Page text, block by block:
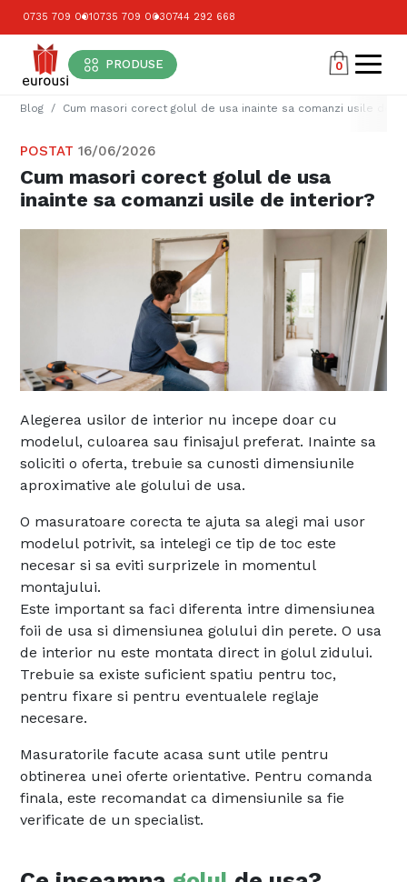
0735 709 0010735 709 0030744 292 668
PRODUSE 0
Blog Cum masori corect golul de usa inainte sa comanzi usile de
POSTAT 16/06/2026
Cum masori corect golul de usa
inainte sa comanzi usile de interior?
Alegerea usilor de interior nu incepe doar cu
modelul, culoarea sau finisajul preferat. Inainte sa
soliciti o oferta, trebuie sa cunosti dimensiunile
aproximative ale golului de usa.
O masuratoare corecta te ajuta sa alegi mai usor
modelul potrivit, sa intelegi ce tip de toc este
necesar si sa eviti surprizele in momentul
montajului.
Este important sa faci diferenta intre dimensiunea
foii de usa si dimensiunea golului din perete. O usa
de interior nu este montata direct in golul zidului.
Trebuie sa existe suficient spatiu pentru toc,
pentru fixare si pentru eventualele reglaje
necesare.
Masuratorile facute acasa sunt utile pentru
obtinerea unei oferte orientative. Pentru comanda
finala, este recomandat ca dimensiunile sa fie
verificate de un specialist.